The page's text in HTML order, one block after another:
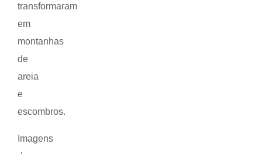
transformaram
em
montanhas
de
areia
e
escombros.
Imagens